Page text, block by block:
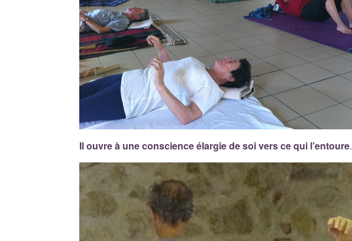
Il ouvre à une conscience élargie de soi vers ce qui l’entoure.